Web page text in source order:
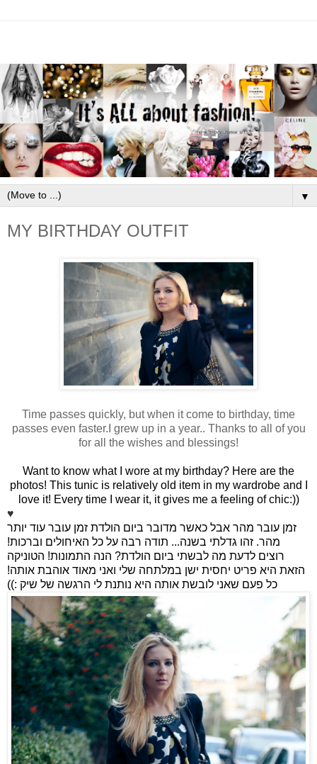
▼
MY BIRTHDAY OUTFIT
Time passes quickly, but when it come to birthday, time
passes even faster.I grew up in a year.. Thanks to all of you
for all the wishes and blessings!
Want to know what I wore at my birthday? Here are the
photos! This tunic is relatively old item in my wardrobe and I
love it! Every time I wear it, it gives me a feeling of chic:))
♥
זמן עובר מהר אבל כאשר מדובר ביום הולדת זמן עובר עוד יותר
מהר. זהו גדלתי בשנה... תודה רבה על כל האיחולים וברכות!
רוצים לדעת מה לבשתי ביום הולדת? הנה התמונות! הטוניקה
הזאת היא פריט יחסית ישן במלתחה שלי ואני מאוד אוהבת אותה!
כל פעם שאני לובשת אותה היא נותנת לי הרגשה של שיק :))